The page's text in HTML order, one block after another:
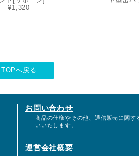
¥1,320
TOPへ戻る
お問い合わせ
商品の仕様やその他、通信販売に関す
いいたします。
運営会社概要